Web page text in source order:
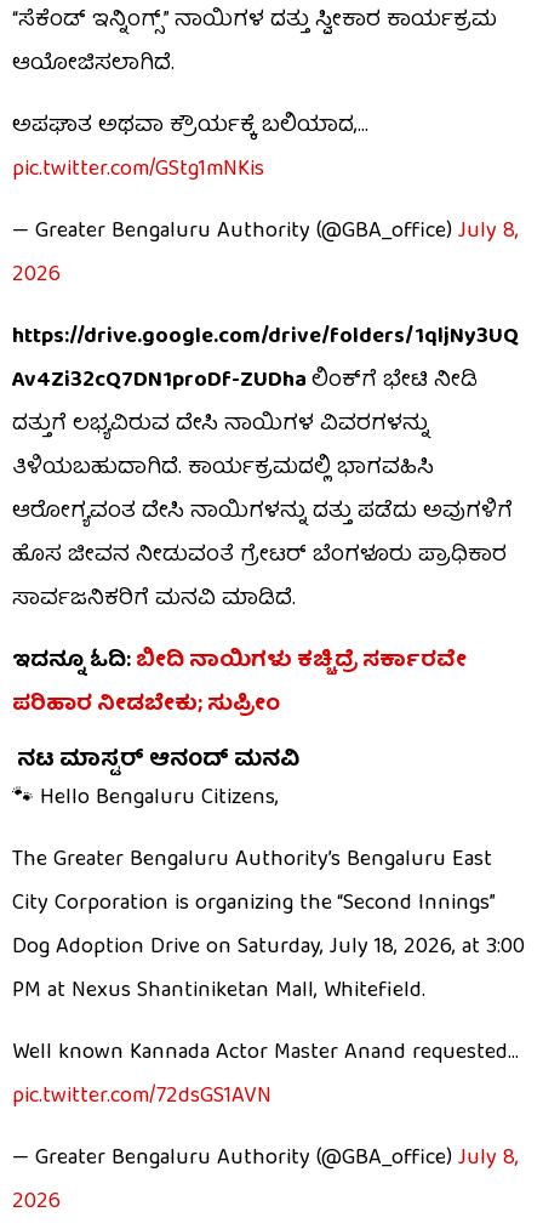
“ಸೆಕೆಂಡ್ ಇನ್ನಿಂಗ್ಸ್” ನಾಯಿಗಳ ದತ್ತು ಸ್ವೀಕಾರ ಕಾರ್ಯಕ್ರಮ
ಆಯೋಜಿಸಲಾಗಿದೆ.
ಅಪಘಾತ ಅಥವಾ ಕ್ರೌರ್ಯಕ್ಕೆ ಬಲಿಯಾದ,…
pic.twitter.com/GStg1mNKis
— Greater Bengaluru Authority (@GBA_office)July 8,
2026
https://drive.google.com/drive/folders/1qljNy3UQ
Av4Zi32cQ7DN1proDf-ZUDhaಲಿಂಕ್​​ಗೆ ಭೇಟಿ ನೀಡಿ
ದತ್ತುಗೆ ಲಭ್ಯವಿರುವ ದೇಸಿ ನಾಯಿಗಳ ವಿವರಗಳನ್ನು
ತಿಳಿಯಬಹುದಾಗಿದೆ. ಕಾರ್ಯಕ್ರಮದಲ್ಲಿ ಭಾಗವಹಿಸಿ
ಆರೋಗ್ಯವಂತ ದೇಸಿ ನಾಯಿಗಳನ್ನು ದತ್ತು ಪಡೆದು ಅವುಗಳಿಗೆ
ಹೊಸ ಜೀವನ ನೀಡುವಂತೆ ಗ್ರೇಟರ್ ಬೆಂಗಳೂರು ಪ್ರಾಧಿಕಾರ
ಸಾರ್ವಜನಿಕರಿಗೆ ಮನವಿ ಮಾಡಿದೆ.
ಇದನ್ನೂ ಓದಿ:ಬೀದಿ ನಾಯಿಗಳು ಕಚ್ಚಿದ್ರೆ ಸರ್ಕಾರವೇ
ಪರಿಹಾರ ನೀಡಬೇಕು; ಸುಪ್ರೀಂ
ನಟ ಮಾಸ್ಟರ್ ಆನಂದ್ ಮನವಿ
🐾 Hello Bengaluru Citizens,
The Greater Bengaluru Authority’s Bengaluru East
City Corporation is organizing the “Second Innings”
Dog Adoption Drive on Saturday, July 18, 2026, at 3:00
PM at Nexus Shantiniketan Mall, Whitefield.
Well known Kannada Actor Master Anand requested…
pic.twitter.com/72dsGS1AVN
— Greater Bengaluru Authority (@GBA_office)July 8,
2026